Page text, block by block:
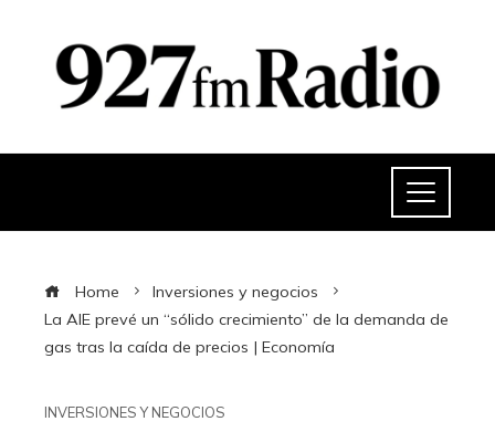
Home
Inversiones y negocios
La AIE prevé un “sólido crecimiento” de la demanda de
gas tras la caída de precios | Economía
INVERSIONES Y NEGOCIOS